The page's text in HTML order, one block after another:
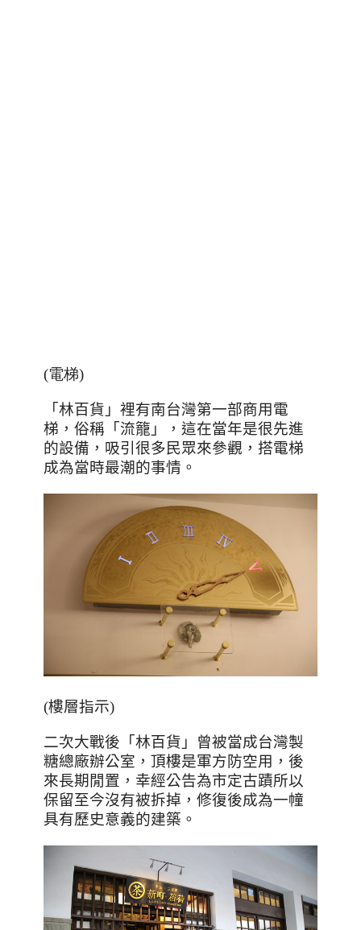
(電梯)
「林百貨」裡有南台灣第一部商用電
梯，俗稱「流籠」，這在當年是很先進
的設備，吸引很多民眾來參觀，搭電梯
成為當時最潮的事情。
(樓層指示)
二次大戰後「林百貨」曾被當成台灣製
糖總廠辦公室，頂樓是軍方防空用，後
來長期閒置，幸經公告為市定古蹟所以
保留至今沒有被拆掉，修復後成為一幢
具有歷史意義的建築。